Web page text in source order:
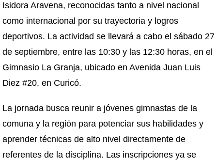
Isidora Aravena, reconocidas tanto a nivel nacional
como internacional por su trayectoria y logros
deportivos. La actividad se llevará a cabo el sábado 27
de septiembre, entre las 10:30 y las 12:30 horas, en el
Gimnasio La Granja, ubicado en Avenida Juan Luis
Diez #20, en Curicó.
La jornada busca reunir a jóvenes gimnastas de la
comuna y la región para potenciar sus habilidades y
aprender técnicas de alto nivel directamente de
referentes de la disciplina. Las inscripciones ya se